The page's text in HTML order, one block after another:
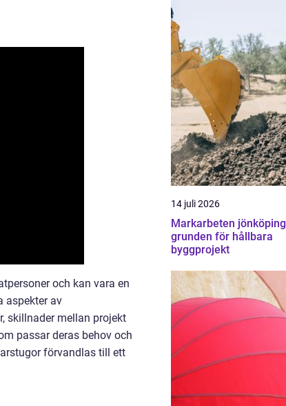
och kan vara en
aspekter av
skillnader mellan projekt
passar deras behov och
förvandlas till ett
14 juli 2026
Markarbeten jönköping
grunden för hållbara
byggprojekt